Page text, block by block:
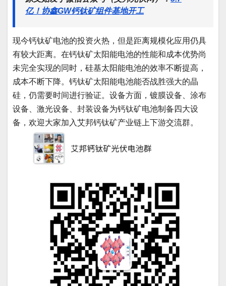
亿！协鑫GW钙钛矿组件基地开工
现今钙钛矿电池的投资火热，但是距离规模化应用仍具
有较大距离。在钙钛矿太阳能电池的性能和成本优势尚
未完全实现的同时，硅基太阳能电池的效率不断提高，
成本不断下降。钙钛矿太阳能电池能否战胜强大的晶
硅，仍需要时间进行验证。设备方面，镀膜设备、涂布
设备、激光设备、封装设备为钙钛矿电池制备四大设
备，欢迎大家加入艾邦钙钛矿产业链上下游交流群。